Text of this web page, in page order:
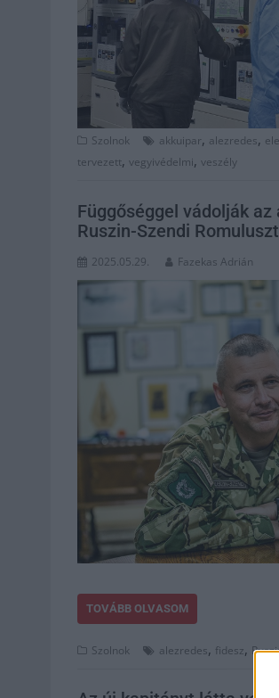
Szolnok akkuipar, alezredes,
tervezett, vegyivédelmi, veszély
Függőséggel vádolják
Ruszin-Szendi Romuluszt
2025.05.29. Fazekas Adrián
TOVÁBB OLVASOM
Szolnok alezredes, fidesz,